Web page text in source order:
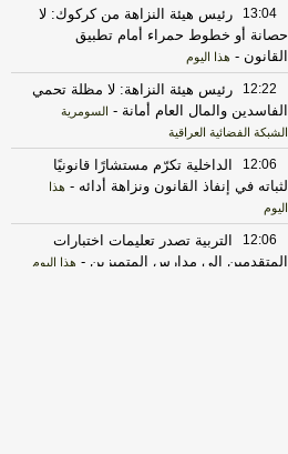
13:04
رئيس هيئة النزاهة من كركوك: لا
حصانة أو خطوط حمراء أمام تطبيق
القانون - هذا اليوم
12:22
رئيس هيئة النزاهة: لا مظلة تحمي
الفاسدين والمال العام أمانة -
السومرية
الشبكة الفضائية العراقية
12:06
الداخلية تكرّم مستشارًا قانونيًا
لثباته في إنفاذ القانون ونزاهة أدائه - هذا
اليوم
12:06
التربية تصدر تعليمات اختبارات
المتقدمين إلى مدارس المتميزين - هذا اليوم